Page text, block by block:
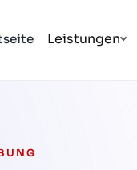
Leistungen